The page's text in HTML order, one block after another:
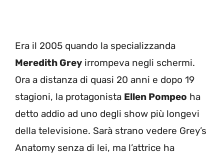
Era il 2005 quando la specializzanda
Meredith Grey irrompeva negli schermi.
Ora a distanza di quasi 20 anni e dopo 19
stagioni, la protagonista Ellen Pompeo ha
detto addio ad uno degli show più longevi
della televisione. Sarà strano vedere Grey’s
Anatomy senza di lei, ma l’attrice ha